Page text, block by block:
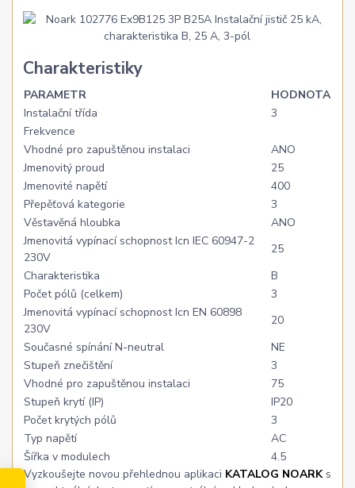
Charakteristiky
PARAMETR
HODNOTA
Instalační třída
3
Frekvence
Vhodné pro zapuštěnou instalaci
ANO
Jmenovitý proud
25
Jmenovité napětí
400
Přepěťová kategorie
3
Věstavěná hloubka
ANO
Jmenovitá vypínací schopnost Icn IEC 60947-2
230V
25
Charakteristika
B
Počet pólů (celkem)
3
Jmenovitá vypínací schopnost Icn EN 60898
230V
20
Současné spínání N-neutral
NE
Stupeň znečištění
3
Vhodné pro zapuštěnou instalaci
75
Stupeň krytí (IP)
IP20
Počet krytých pólů
3
Typ napětí
AC
Šířka v modulech
4.5
Vyzkoušejte novou přehlednou aplikaci KATALOG NOARKs